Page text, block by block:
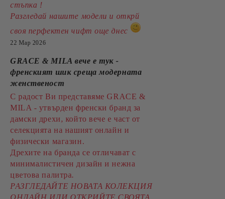
стъпка !
Разгледай нашите модели и открй
своя перфектен чифт още днес
22 Мар 2026
GRACE & MILA вече е тук -
френският шик среща модерната
женственост
С радост Ви представяме GRACE &
MILA - утвърден френски бранд за
дамски дрехи, който вече е част от
селекцията на нашият онлайн и
физически магазин.
Дрехите на бранда се отличават с
минималистичен дизайн и нежна
цветова палитра.
РАЗГЛЕДАЙТЕ НОВАТА КОЛЕКЦИЯ
ОНЛАЙН ИЛИ ОТКРИЙТЕ СВОЯТА